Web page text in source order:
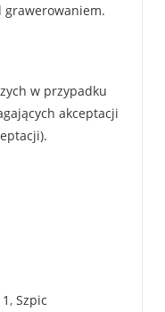
grawerowaniem.
w przypadku
akceptacji
, Szpic